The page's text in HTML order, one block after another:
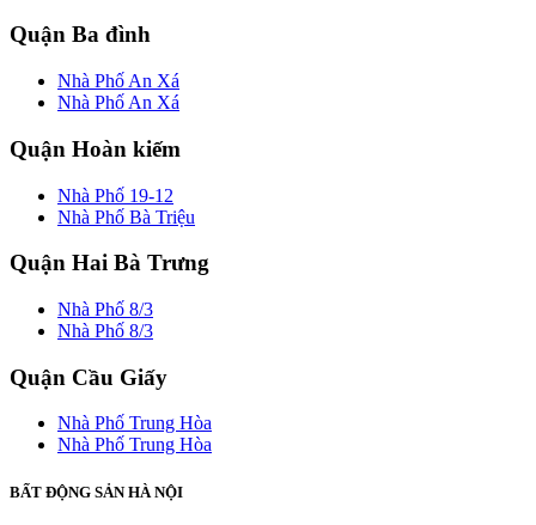
Quận Ba đình
Nhà Phố An Xá
Nhà Phố An Xá
Quận Hoàn kiếm
Nhà Phố 19-12
Nhà Phố Bà Triệu
Quận Hai Bà Trưng
Nhà Phố 8/3
Nhà Phố 8/3
Quận Cầu Giấy
Nhà Phố Trung Hòa
Nhà Phố Trung Hòa
BẤT ĐỘNG SẢN HÀ NỘI